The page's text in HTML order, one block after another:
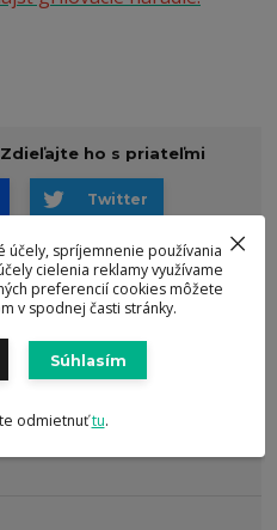
ho s priateľmi
Twitter
sady na grilovanie grill
účely, spríjemnenie používania
cielenia reklamy využívame
preferencií cookies môžete
v spodnej časti stránky.
Súhlasím
odmietnuťtu.